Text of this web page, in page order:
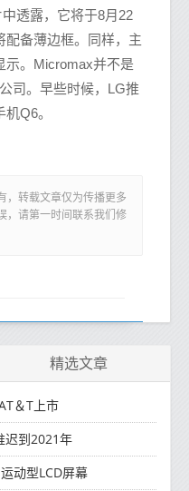
透露，它将于8月22
配备薄边框。同样，主
示。Micromax并不是
司。早些时候，LG推
Q6。
，转载文章仅为传播更多
，请第一时间联系我们修
精选文章
＆T上市
迟到2021年
动型LCD屏幕